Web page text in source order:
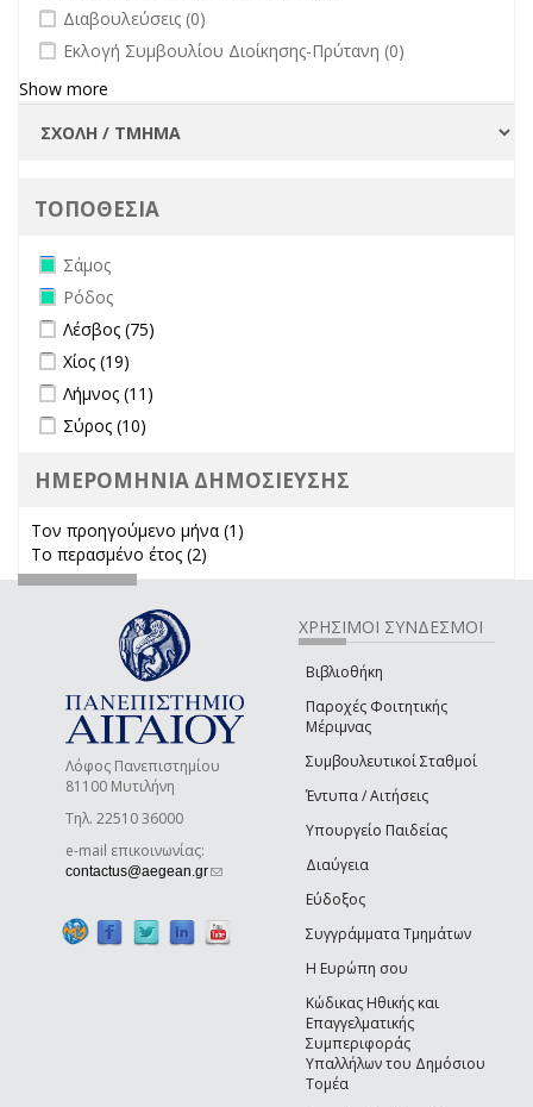
undefined
Διαβουλεύσεις (0)
undefined
Εκλογή Συμβουλίου Διοίκησης-Πρύτανη (0)
Show more
ΤΟΠΟΘΕΣΙΑ
Remove Σάμος filter
Σάμος
Remove Ρόδος filter
Ρόδος
Apply Λέσβος filter
Λέσβος (75)
Apply Χίος filter
Χίος (19)
Apply Λήμνος filter
Λήμνος (11)
Apply Σύρος filter
Σύρος (10)
ΗΜΕΡΟΜΗΝΙΑ ΔΗΜΟΣΙΕΥΣΗΣ
Τον προηγούμενο μήνα (1)
Το περασμένο έτος (2)
Λόφος Πανεπιστημίου
81100 Μυτιλήνη
Τηλ. 22510 36000
e-mail επικοινωνίας:
contactus@aegean.gr(link sends e-mail)
ΧΡΗΣΙΜΟΙ ΣΥΝΔΕΣΜΟΙ
Βιβλιοθήκη
Παροχές Φοιτητικής
Μέριμνας
Συμβουλευτικοί Σταθμοί
Έντυπα / Αιτήσεις
Υπουργείο Παιδείας
Διαύγεια
Εύδοξος
Συγγράμματα Τμημάτων
Η Ευρώπη σου
Κώδικας Ηθικής και
Επαγγελματικής
Συμπεριφοράς
Υπαλλήλων του Δημόσιου
Τομέα